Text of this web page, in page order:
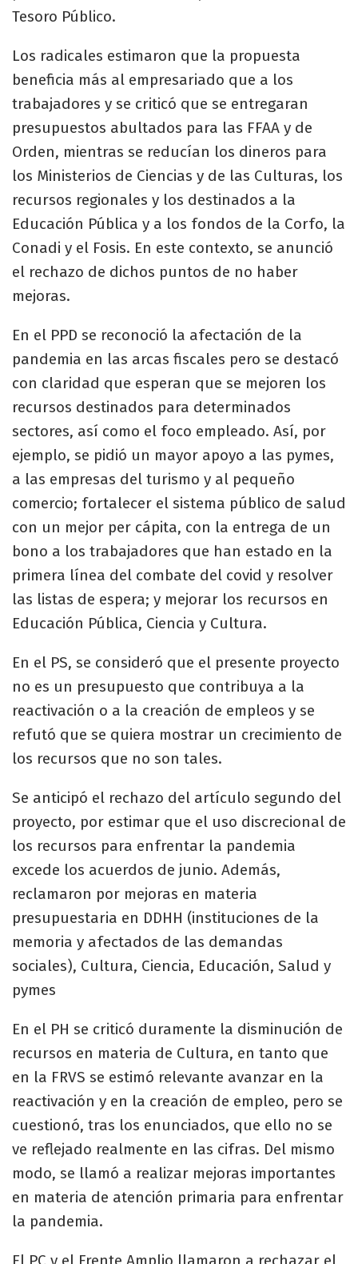
Tesoro Público.
Los radicales estimaron que la propuesta
beneficia más al empresariado que a los
trabajadores y se criticó que se entregaran
presupuestos abultados para las FFAA y de
Orden, mientras se reducían los dineros para
los Ministerios de Ciencias y de las Culturas, los
recursos regionales y los destinados a la
Educación Pública y a los fondos de la Corfo, la
Conadi y el Fosis. En este contexto, se anunció
el rechazo de dichos puntos de no haber
mejoras.
En el PPD se reconoció la afectación de la
pandemia en las arcas fiscales pero se destacó
con claridad que esperan que se mejoren los
recursos destinados para determinados
sectores, así como el foco empleado. Así, por
ejemplo, se pidió un mayor apoyo a las pymes,
a las empresas del turismo y al pequeño
comercio; fortalecer el sistema público de salud
con un mejor per cápita, con la entrega de un
bono a los trabajadores que han estado en la
primera línea del combate del covid y resolver
las listas de espera; y mejorar los recursos en
Educación Pública, Ciencia y Cultura.
En el PS, se consideró que el presente proyecto
no es un presupuesto que contribuya a la
reactivación o a la creación de empleos y se
refutó que se quiera mostrar un crecimiento de
los recursos que no son tales.
Se anticipó el rechazo del artículo segundo del
proyecto, por estimar que el uso discrecional de
los recursos para enfrentar la pandemia
excede los acuerdos de junio. Además,
reclamaron por mejoras en materia
presupuestaria en DDHH (instituciones de la
memoria y afectados de las demandas
sociales), Cultura, Ciencia, Educación, Salud y
pymes
En el PH se criticó duramente la disminución de
recursos en materia de Cultura, en tanto que
en la FRVS se estimó relevante avanzar en la
reactivación y en la creación de empleo, pero se
cuestionó, tras los enunciados, que ello no se
ve reflejado realmente en las cifras. Del mismo
modo, se llamó a realizar mejoras importantes
en materia de atención primaria para enfrentar
la pandemia.
El PC y el Frente Amplio llamaron a rechazar el